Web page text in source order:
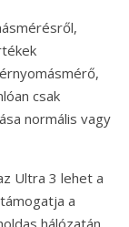
csak
normális vagy
Ultra 3 lehet a
a
hálózatán